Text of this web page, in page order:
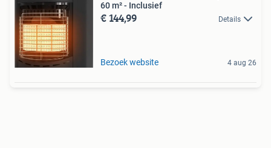
60 m² - Inclusief
€ 144,99 Details
Bezoek website 4 aug 26